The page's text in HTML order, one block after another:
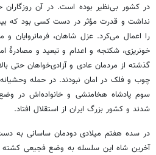
در کشور بی‌نظیر بوده است. در آن
نداشت و قدرت مؤثر در دست کسی بود که
را اعمال می‌کرد. عزل شاهان، فرمانروایان و
خونریزی، شکنجه و اعدام و تبعید و مصادرۀ
گذشته از مردمان عادی و آزادی‌خواهان حتی
چوب و فلک در امان نبودند. در حمله
سوم پادشاه هخامنشی و خانواده‌اش در وضع
شدند و کشور بزرگ ایران از استقلال افتاد.
در سده هفتم میلادی دودمان ساسانی به
آخرین شاه این سلسله به وضع فجیعی